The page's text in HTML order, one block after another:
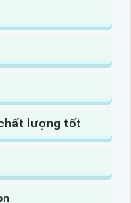
chất lượng tốt